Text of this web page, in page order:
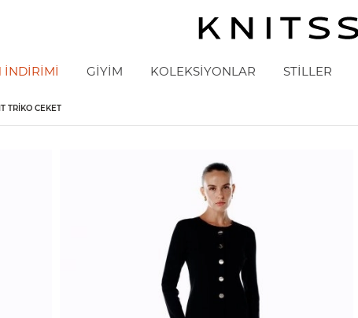
İNDIRIMI GİYİM KOLEKSİYONLAR STİLLER
TRIKO CEKET